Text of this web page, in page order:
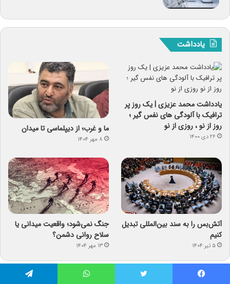
یادداشت
یادداشت محمد عزیزی | یک روز پر
ترافیک با آلودگی های نفس گیر ؛
روز از نو ، روزی از نو
۲۶ دی ۱۴۰۰
ما و غرب؛ از دیپلماسی تا میدان
۸ مهر ۱۴۰۴
آتش‌بس را به سند بین‌المللی تبدیل
کنیم
۵ تیر ۱۴۰۴
جنگ نمی‌شود؛ واقعیت میدانی یا
سلاح روانی دشمن؟
۱۳ مهر ۱۴۰۴